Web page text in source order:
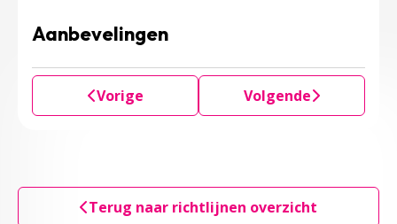
Aanbevelingen
Vorige Volgende
Terug naar richtlijnen overzicht